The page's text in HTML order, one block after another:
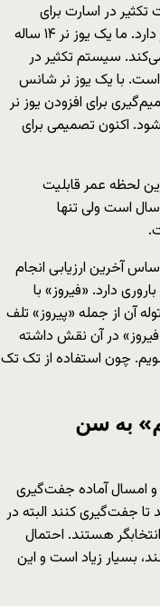
تکثیر در اسارت برای
جفت‌گیری می‌گوید: این سایت مشکل یوز نر دارد. ما یک یوز نر ۱۴ ساله
سیستم تکثیر در
است. با یک یوز نر شانس
برای افزودن یوز نر
اکنون تصمیمی برای
لحظه عمر قابلیت
بارورسازی دارند و متوسط عمر آن‌ها ۱۴ تا ۱۵ سال است ولی تنها
آخرین ارزیابی انجام
دارد. «فیروز» با
آن از جمله «پیروز» تلف
در آن نقش داشته
چون استفاده از تک تک
به سن
و امسال آماده جفت‌گیری
تا جفت‌گیری کنند البته در
هستند. احتمال
‌بسیار زیاد است و این